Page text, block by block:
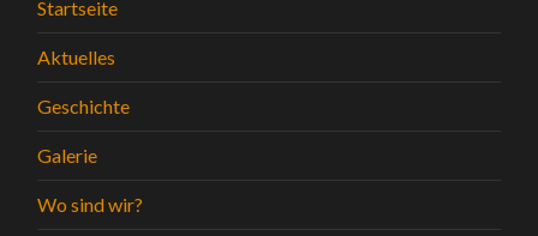
Startseite
Aktuelles
Geschichte
Galerie
Wo sind wir?